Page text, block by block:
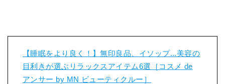
【睡眠をより良く！】無印良品、イソップ...美容の
目利きが選ぶリラックスアイテム6選［コスメ de
アンサー by MN ビューティクルー］